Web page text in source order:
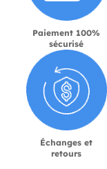
Paiement 100%
sécurisé
Échanges et
retours